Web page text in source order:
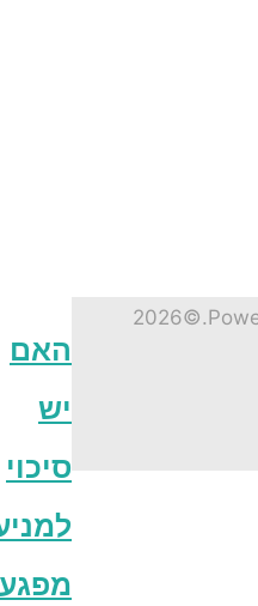
האם
סיכוי
למניעת
מפגעי
©2026